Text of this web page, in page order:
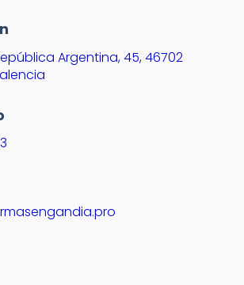
Argentina, 45, 46702